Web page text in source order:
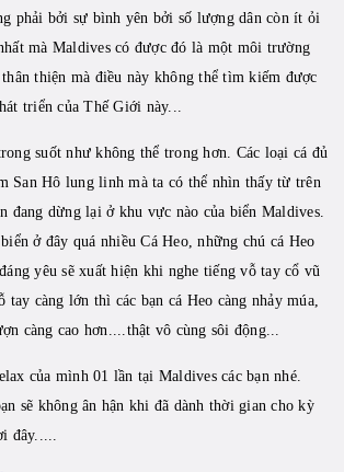
phải bởi sự bình yên bởi số lượng dân còn ít ỏi
mà Maldives có được đó là một môi trường
thiện mà điều này không thể tìm kiếm được
triển của Thế Giới này...
suốt như không thể trong hơn. Các loại cá đủ
San Hô lung linh mà ta có thể nhìn thấy từ trên
đang dừng lại ở khu vực nào của biển Maldives.
ở đây quá nhiều Cá Heo, những chú cá Heo
yêu sẽ xuất hiện khi nghe tiếng vỗ tay cổ vũ
tay càng lớn thì các bạn cá Heo càng nhảy múa,
càng cao hơn....thật vô cùng sôi động...
của mình 01 lần tại Maldives các bạn nhé.
sẽ không ân hận khi đã dành thời gian cho kỳ
đây.....